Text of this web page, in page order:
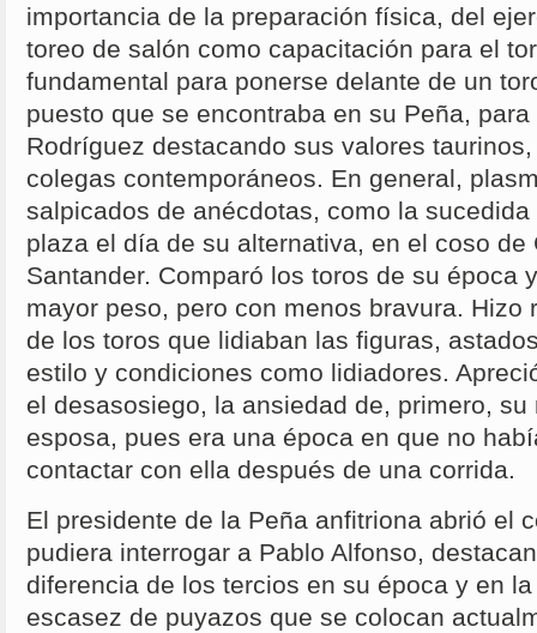
importancia de la preparación física, del
toreo de salón como capacitación para el
fundamental para ponerse delante de un
puesto que se encontraba en su Peña,
Rodríguez destacando sus valores
colegas contemporáneos. En general,
salpicados de anécdotas, como la
plaza el día de su alternativa, en el coso de
Santander. Comparó los toros de su época
mayor peso, pero con menos bravura. Hizo
de los toros que lidiaban las figuras,
estilo y condiciones como lidiadores.
el desasosiego, la ansiedad de, primero,
esposa, pues era una época en que no
contactar con ella después de una corrida.
El presidente de la Peña anfitriona abrió el
pudiera interrogar a Pablo Alfonso,
diferencia de los tercios en su época y en
escasez de puyazos que se colocan